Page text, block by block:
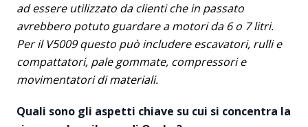
ad essere utilizzato da clienti che in passato
avrebbero potuto guardare a motori da 6 o 7 litri.
Per il V5009 questo può includere escavatori, rulli e
compattatori, pale gommate, compressori e
movimentatori di materiali.
Quali sono gli aspetti chiave su cui si concentra la